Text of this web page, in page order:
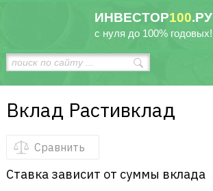
ИНВЕСТОР100.РУ
с нуля до 100% годовых!
Вклад Растивклад
Сравнить
Ставка зависит от суммы вклада